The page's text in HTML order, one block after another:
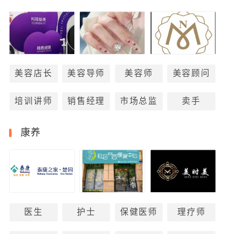
美容店长 美容导师 美容师 美容顾问
培训讲师 销售经理 市场总监 卖手
康养
医生 护士 保健医师 理疗师